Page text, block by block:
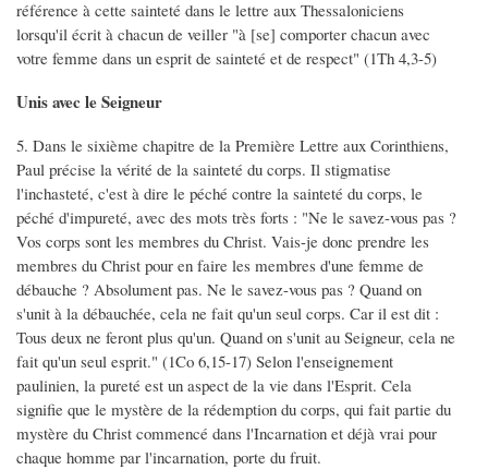
référence à cette sainteté dans le lettre aux Thessaloniciens
lorsqu'il écrit à chacun de veiller "à [se] comporter chacun avec
votre femme dans un esprit de sainteté et de respect" (1Th 4,3-5)
Unis avec le Seigneur
5. Dans le sixième chapitre de la Première Lettre aux Corinthiens,
Paul précise la vérité de la sainteté du corps. Il stigmatise
l'inchasteté, c'est à dire le péché contre la sainteté du corps, le
péché d'impureté, avec des mots très forts : "Ne le savez-vous pas ?
Vos corps sont les membres du Christ. Vais-je donc prendre les
membres du Christ pour en faire les membres d'une femme de
débauche ? Absolument pas. Ne le savez-vous pas ? Quand on
s'unit à la débauchée, cela ne fait qu'un seul corps. Car il est dit :
Tous deux ne feront plus qu'un. Quand on s'unit au Seigneur, cela ne
fait qu'un seul esprit." (1Co 6,15-17) Selon l'enseignement
paulinien, la pureté est un aspect de la vie dans l'Esprit. Cela
signifie que le mystère de la rédemption du corps, qui fait partie du
mystère du Christ commencé dans l'Incarnation et déjà vrai pour
chaque homme par l'incarnation, porte du fruit.